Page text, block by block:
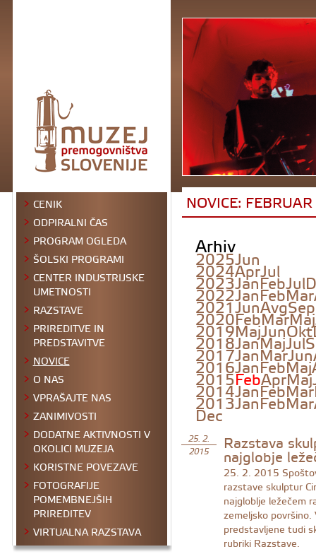
CENIK
ODPIRALNI ČAS
PROGRAM OGLEDA
ŠOLSKI PROGRAMI
CENTER INDUSTRIJSKE
UMETNOSTI
RAZSTAVE
PRIREDITVE IN
PREDSTAVITVE
NOVICE
O NAS
VPRAŠAJTE NAS
ZANIMIVOSTI
DODATNE AKTIVNOSTI V
OKOLICI MUZEJA
KORISTNE POVEZAVE
FOTOGRAFIJE
POMEMBNEJŠIH
PRIREDITEV
VIRTUALNA RAZSTAVA
NOVICE:
Arhiv
2025Jun
2024AprJul
2023JanFebJul
2022JanFebMar
2021JunAvgSep
2020FebMarMaj
2019MajJunOkt
2018JanMajJul
2017JanMarJun
2016JanFebMaj
2015FebAprMaj
2014JanFebMar
2013JanFebMar
Dec
25. 2.
2015
Razstava
najglobje
25. 2. 2015
razstave skulptur
najgloblje ležečem
zemeljsko
predstavljene tudi
rubriki Razstave.